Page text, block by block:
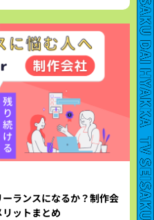
ランスになるか？制作会
ットまとめ